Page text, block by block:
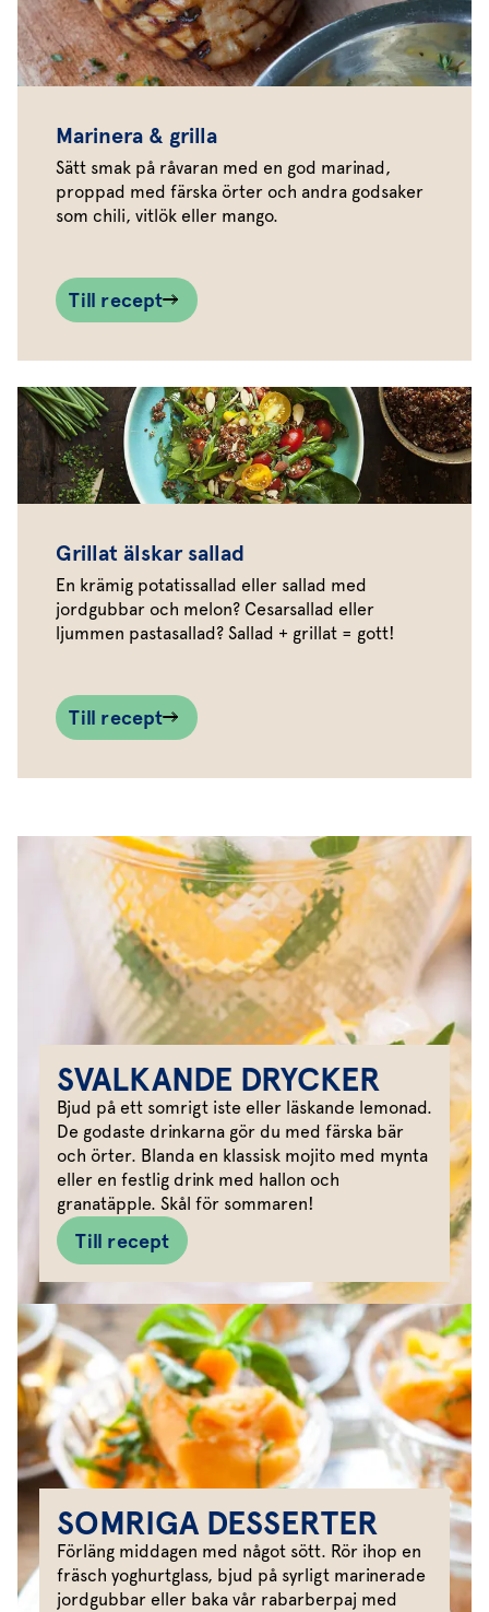
Marinera & grilla
Sätt smak på råvaran med en god marinad,
proppad med färska örter och andra godsaker
som chili, vitlök eller mango.
Till recept
Grillat älskar sallad
En krämig potatissallad eller sallad med
jordgubbar och melon? Cesarsallad eller
ljummen pastasallad? Sallad + grillat = gott!
Till recept
SVALKANDE DRYCKER
Bjud på ett somrigt iste eller läskande lemonad.
De godaste drinkarna gör du med färska bär
och örter. Blanda en klassisk mojito med mynta
eller en festlig drink med hallon och
granatäpple. Skål för sommaren!
Till recept
SOMRIGA DESSERTER
Förläng middagen med något sött. Rör ihop en
fräsch yoghurtglass, bjud på syrligt marinerade
jordgubbar eller baka vår rabarberpaj med